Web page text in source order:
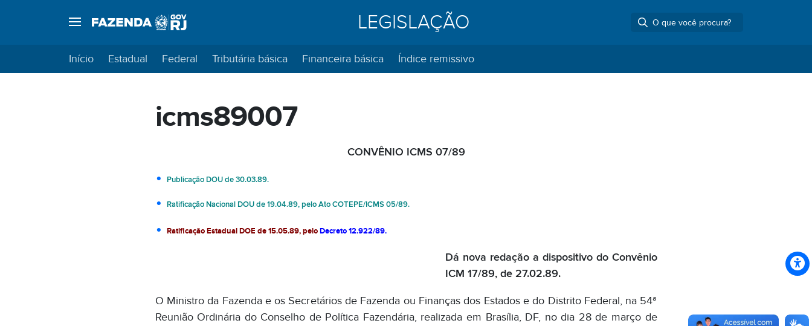
LEGISLAÇÃO
Início Estadual Federal Tributária básica Financeira básica Índice remissivo
icms89007
CONVÊNIO ICMS 07/89
Publicação DOU de 30.03.89.
Ratificação Nacional DOU de 19.04.89, pelo Ato COTEPE/ICMS 05/89.
Ratificação Estadual DOE de 15.05.89, pelo Decreto 12.922/89.
Dá nova redação a dispositivo do Convênio
ICM 17/89, de 27.02.89.
O Ministro da Fazenda e os Secretários de Fazenda ou Finanças dos Estados e do Distrito Federal, na 54ª
Reunião Ordinária do Conselho de Política Fazendária, realizada em Brasília, DF, no dia 28 de março de